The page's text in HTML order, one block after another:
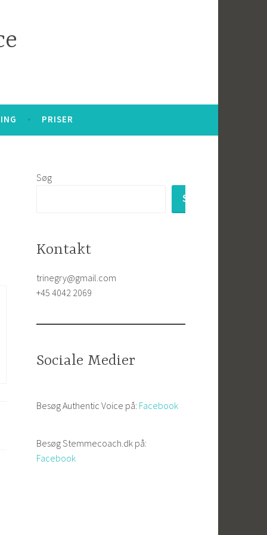
PRISER
Søg
SØG
Kontakt
trinegry@gmail.com
+45 4042 2069
Sociale Medier
Besøg Authentic Voice på: Facebook
Besøg Stemmecoach.dk på:
Facebook